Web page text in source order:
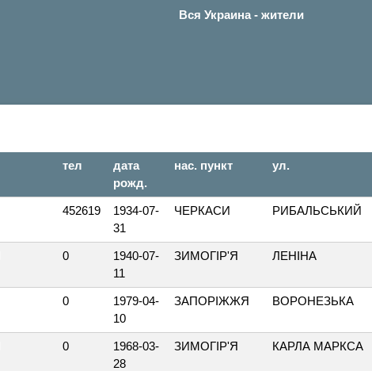
Вся Украина - жители
тел
дата
рожд.
нас. пункт ул.
452619
1934-07-
31
ЧЕРКАСИ РИБАЛЬСЬКИЙ
0
1940-07-
11
ЗИМОГІР'Я ЛЕНІНА
0
1979-04-
10
ЗАПОРІЖЖЯ ВОРОНЕЗЬКА
0
1968-03-
28
ЗИМОГІР'Я КАРЛА МАРКСА